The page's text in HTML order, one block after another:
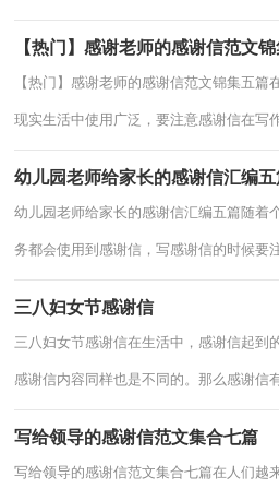
【热门】感谢老师的感谢信范文
【热门】感谢老师的感谢信范文锦集五
现实生活中使用广泛，要注意感谢信在写
幼儿园老师给家长的感谢信汇编五
幼儿园老师给家长的感谢信汇编五篇随着
务都会使用到感谢信，写感谢信的时候要
三八妇女节感谢信
三八妇女节感谢信在生活中，感谢信起到
感谢信内容同样也是不同的。那么感谢信
写给领导的感谢信范文集合七篇
写给领导的感谢信范文集合七篇在人们越